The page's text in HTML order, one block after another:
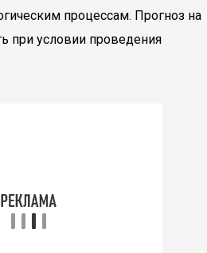
процессам. Прогноз на
при условии проведения